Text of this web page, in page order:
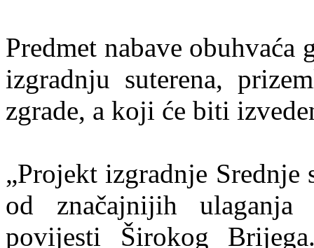
Predmet nabave
izgradnju suterena,
zgrade, a koji će biti
„Projekt izgradnje
od značajnijih
povijesti Širokog